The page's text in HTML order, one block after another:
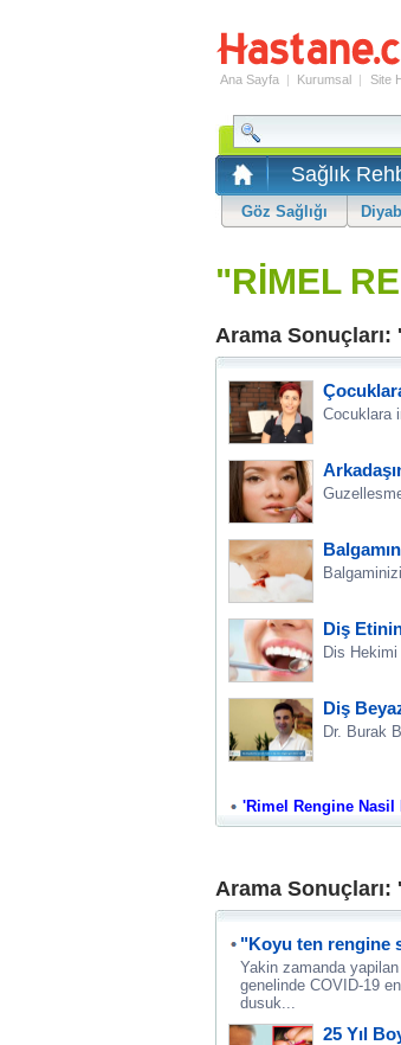
Ana Sayfa | Kurumsal | Site
Sağlık
Göz Sağlığı
"RİMEL
Arama
Cocuklara
Diş
Dis
Diş
Dr. Burak
'Rimel Rengine
Arama
"Koyu ten rengine
Yakin zamanda
genelinde COVID-19
dusuk...
25 Yıl